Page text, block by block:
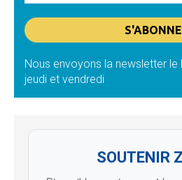
Nous envoyons la newsletter le
jeudi et vendredi
SOUTENIR